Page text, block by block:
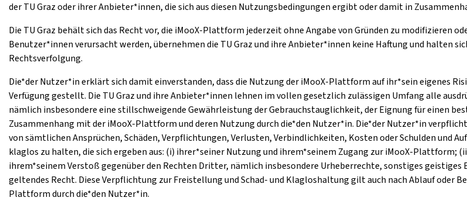
der TU Graz oder ihrer Anbieter*innen, die sich aus diesen Nutzungsbedingungen ergibt oder damit in
Die TU Graz behält sich das Recht vor, die iMooX-Plattform jederzeit ohne Angabe von Gründen zu modifizieren
Benutzer*innen verursacht werden, übernehmen die TU Graz und ihre Anbieter*innen keine Haftung und halten
Rechtsverfolgung.
Die*der Nutzer*in erklärt sich damit einverstanden, dass die Nutzung der iMooX-Plattform auf ihr*sein eigenes
Verfügung gestellt. Die TU Graz und ihre Anbieter*innen lehnen im vollen gesetzlich zulässigen Umfang alle
nämlich insbesondere eine stillschweigende Gewährleistung der Gebrauchstauglichkeit, der Eignung für einen
Zusammenhang mit der iMooX-Plattform und deren Nutzung durch die*den Nutzer*in. Die*der Nutzer*in
von sämtlichen Ansprüchen, Schäden, Verpflichtungen, Verlusten, Verbindlichkeiten, Kosten oder Schulden und
klaglos zu halten, die sich ergeben aus: (i) ihrer*seiner Nutzung und ihrem*seinem Zugang zur iMooX-Plattform;
ihrem*seinem Verstoß gegenüber den Rechten Dritter, nämlich insbesondere Urheberrechte, sonstiges
geltendes Recht. Diese Verpflichtung zur Freistellung und Schad- und Klagloshaltung gilt auch nach Ablauf oder
Plattform durch die*den Nutzer*in.